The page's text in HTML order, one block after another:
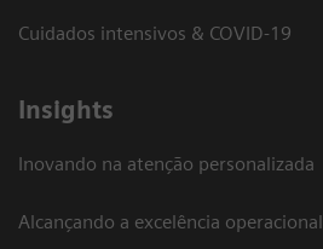
Cuidados intensivos & COVID-19
Insights
Inovando na atenção personalizada
Alcançando a excelência operacional